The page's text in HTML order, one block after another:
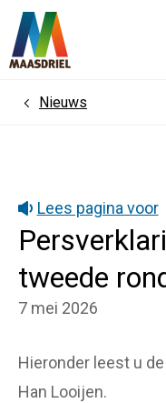
HomeNieuws
Lees pagina voor
tweede
7 mei 2026
Hieronder leest u
Han Looijen.